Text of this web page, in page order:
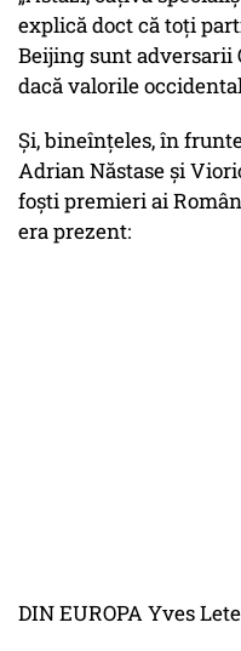
explică doct că toți
Beijing sunt adversarii
dacă valorile
Și, bineînțeles, în
Adrian Năstase și
foști premieri ai
era prezent:
DIN EUROPA Yves